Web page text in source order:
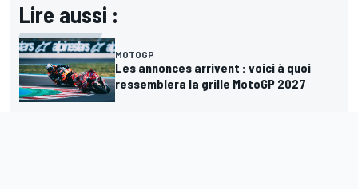
Lire aussi :
MOTOGP
Les annonces arrivent : voici à quoi
ressemblera la grille MotoGP 2027